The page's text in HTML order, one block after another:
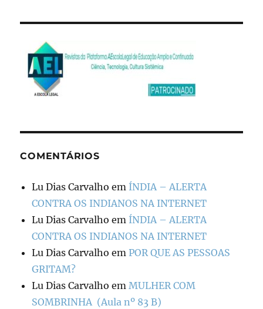
COMENTÁRIOS
Lu Dias Carvalho em ÍNDIA – ALERTA
CONTRA OS INDIANOS NA INTERNET
Lu Dias Carvalho em ÍNDIA – ALERTA
CONTRA OS INDIANOS NA INTERNET
Lu Dias Carvalho emPOR QUE AS PESSOAS
GRITAM?
Lu Dias Carvalho emMULHER COM
SOMBRINHA (Aula nº 83 B)